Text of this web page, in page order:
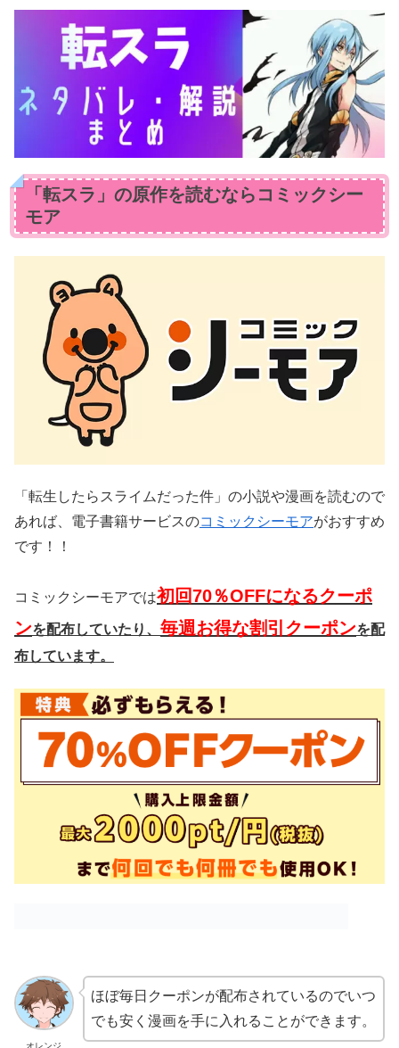
「転スラ」の原作を読むならコミックシー
モア
「転生したらスライムだった件」の小説や漫画を読むので
あれば、電子書籍サービスのコミックシーモアがおすすめ
です！！
コミックシーモアでは初回70％OFFになるクーポ
ンを配布していたり、 毎週お得な割引クーポンを配
布しています。
オレンジ
ほぼ毎日クーポンが配布されているのでいつ
でも安く漫画を手に入れることができます。